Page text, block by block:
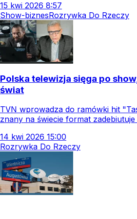
15 kwi 2026 8:57
Show-biznesRozrywka Do Rzeczy
Polska telewizja sięga po
świat
TVN wprowadza do ramówki hit
znany na świecie format
14 kwi 2026 15:00
Rozrywka Do Rzeczy